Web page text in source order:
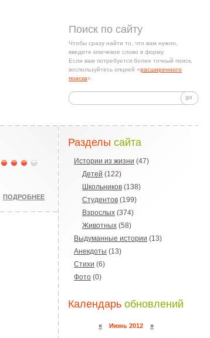
Поиск по сайту
Чтобы сразу найти то, что вам нужно,
введите ключевое слово в форму.
Если вам потребуется более точный поиск,
воспользуйтесь опцией «расширенного
поиска».
Разделы сайта
Истории из жизни (47)
Детей (122)
Школьников (138)
Студентов (199)
Взрослых (374)
Животных (58)
Выдуманные истории (13)
Анекдоты (13)
Стихи (6)
Фото (0)
Календарь обновлений
« Июнь 2012 »
ПОДРОБНЕЕ